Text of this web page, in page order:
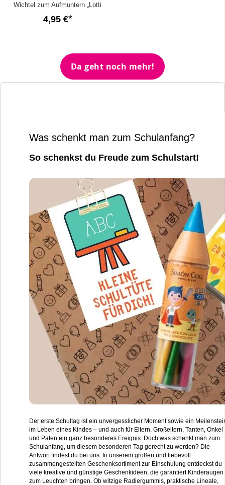
Wichtel zum Aufmuntern „Lotti
Sonnenschein“
4,95 €
Da geht noch mehr!
Was schenkt man zum Schulanfang?
So schenkst du Freude zum Schulstart!
Der erste Schultag ist ein unvergesslicher Moment sowie ein
im Leben eines Kindes – und auch für Eltern, Großeltern, Tanten, Onkel
und Paten ein ganz besonderes Ereignis. Doch was schenkt man zum
Schulanfang, um diesem besonderen Tag gerecht zu werden? Die
Antwort findest du bei uns: In unserem großen und liebevoll
zusammengestellten Geschenksortiment zur Einschulung entdeckst du
viele kreative und günstige Geschenkideen, die garantiert Kinderaugen
zum Leuchten bringen. Ob witzige Radiergummis, praktische Lineale,